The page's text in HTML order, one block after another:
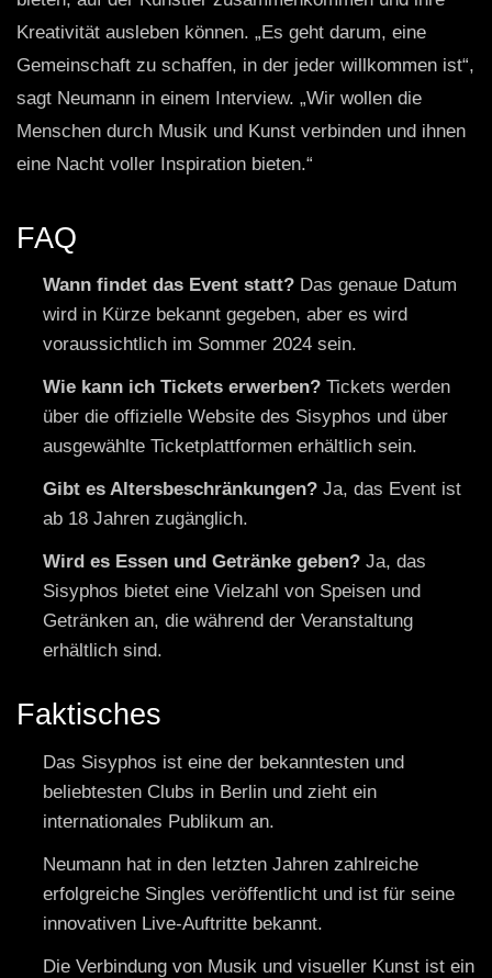
Kreativität ausleben können. „Es geht darum, eine
Gemeinschaft zu schaffen, in der jeder willkommen ist“,
sagt Neumann in einem Interview. „Wir wollen die
Menschen durch Musik und Kunst verbinden und ihnen
eine Nacht voller Inspiration bieten.“
FAQ
Wann findet das Event statt? Das genaue Datum
wird in Kürze bekannt gegeben, aber es wird
voraussichtlich im Sommer 2024 sein.
Wie kann ich Tickets erwerben? Tickets werden
über die offizielle Website des Sisyphos und über
ausgewählte Ticketplattformen erhältlich sein.
Gibt es Altersbeschränkungen? Ja, das Event ist
ab 18 Jahren zugänglich.
Wird es Essen und Getränke geben? Ja, das
Sisyphos bietet eine Vielzahl von Speisen und
Getränken an, die während der Veranstaltung
erhältlich sind.
Faktisches
Das Sisyphos ist eine der bekanntesten und
beliebtesten Clubs in Berlin und zieht ein
internationales Publikum an.
Neumann hat in den letzten Jahren zahlreiche
erfolgreiche Singles veröffentlicht und ist für seine
innovativen Live-Auftritte bekannt.
Die Verbindung von Musik und visueller Kunst ist ein